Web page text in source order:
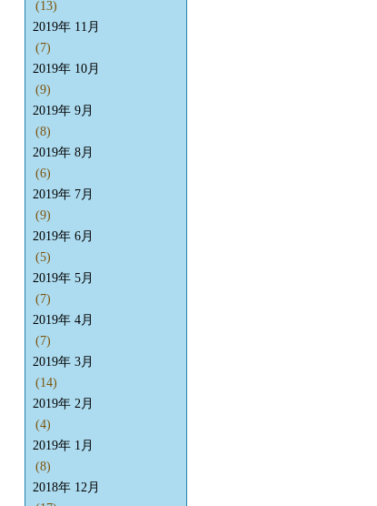
(13)
2019年 11月
(7)
2019年 10月
(9)
2019年 9月
(8)
2019年 8月
(6)
2019年 7月
(9)
2019年 6月
(5)
2019年 5月
(7)
2019年 4月
(7)
2019年 3月
(14)
2019年 2月
(4)
2019年 1月
(8)
2018年 12月